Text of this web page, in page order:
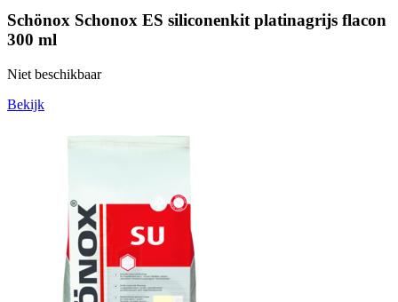
Schönox Schonox ES siliconenkit platinagrijs flacon
300 ml
Niet beschikbaar
Bekijk